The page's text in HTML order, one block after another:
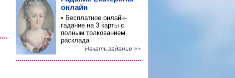
онлайн
• Бесплатное онлайн-
гадание на 3 карты с
полным толкованием
расклада
Начать гадание >>